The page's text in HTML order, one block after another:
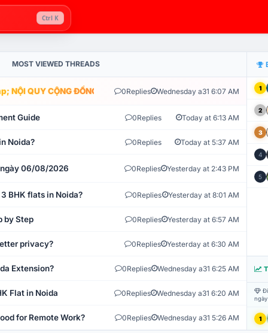
Ctrl K
MOST VIEWED THREADS
NỘI QUY CỘNG ĐỒNG VLIKE.VN: HỆ THỐNG GIÁM SÁT TỰ
0Replies Wednesday a31 6:07 AM
Guide 0Replies Today at 6:13 AM
Noida? 0Replies Today at 5:37 AM
ngày 06/08/2026 0Replies Yesterday at 2:43 PM
BHK flats in Noida? 0Replies Yesterday at 8:01 AM
by Step 0Replies Yesterday at 6:57 AM
privacy? 0Replies Yesterday at 6:30 AM
Extension? 0Replies Wednesday a31 6:25 AM
Flat in Noida 0Replies Wednesday a31 6:20 AM
for Remote Work? 0Replies Wednesday a31 5:26 AM
1
2
3
4
5
1